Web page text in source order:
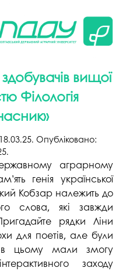
вищої
Філологія
. Опубліковано:
.
аграрному
генія української
Кобзар належить до
слова, які завжди
рядки Ліни
для поетів, але були
цьому мали змогу
заходу